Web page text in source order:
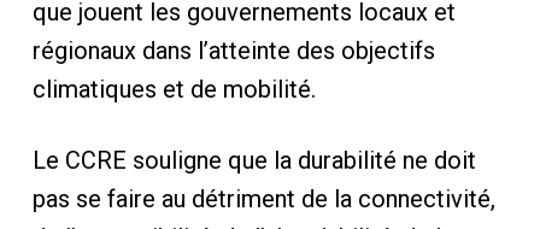
que jouent les gouvernements locaux et
régionaux dans l’atteinte des objectifs
climatiques et de mobilité.
Le CCRE souligne que la durabilité ne doit
pas se faire au détriment de la connectivité,